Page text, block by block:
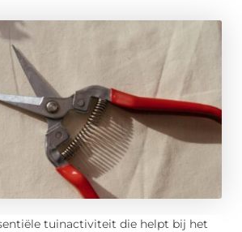
tuinactiviteit die helpt bij het